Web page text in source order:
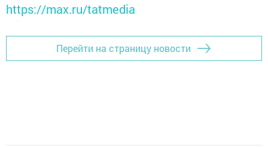
https://max.ru/tatmedia
Перейти на страницу новости